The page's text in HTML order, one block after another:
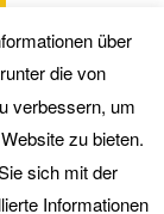
über
die von
verbessern, um
zu bieten.
sich mit der
Informationen